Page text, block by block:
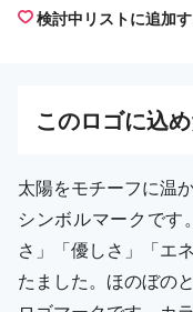
検討中リストに追加
このロゴに込
太陽をモチーフに温
シンボルマークで
さ」「優しさ」「エ
たました。ほのぼの